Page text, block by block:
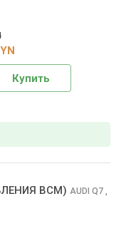
Купить
BCM) AUDI Q7 ,